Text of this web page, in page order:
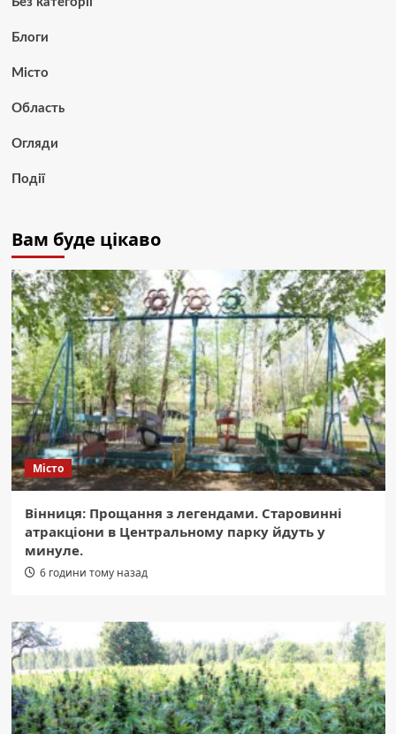
Блоги
Місто
Область
Огляди
Події
Вам буде цікаво
Місто
Вінниця: Прощання з легендами. Старовинні
атракціони в Центральному парку йдуть у
минуле.
6 години тому назад